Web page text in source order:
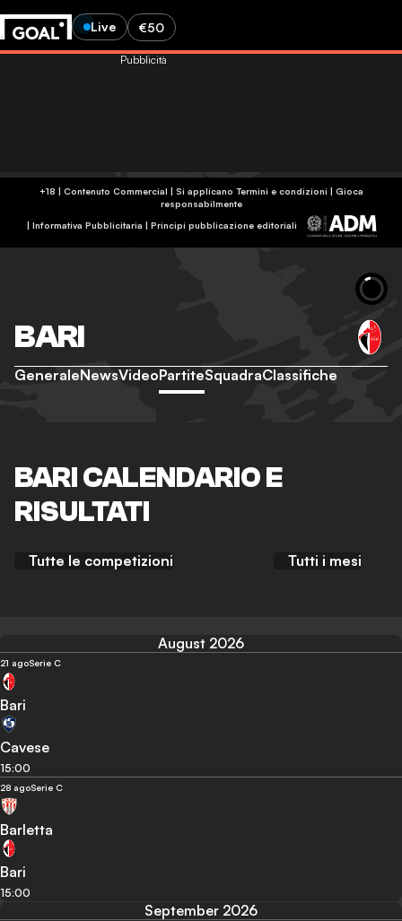
Live €50
+18 | Contenuto Commercial | Si applicano Termini e condizioni | Gioca
responsabilmente
| Informativa Pubblicitaria | Principi pubblicazione editoriali
Pubblicità
BARI
GeneraleNewsVideoPartiteSquadraClassifiche
BARI CALENDARIO E
RISULTATI
Tutte le competizioni Tutti i mesi
August 2026
21 agoSerie C
Bari
Cavese
15:00
28 agoSerie C
Barletta
Bari
15:00
September 2026